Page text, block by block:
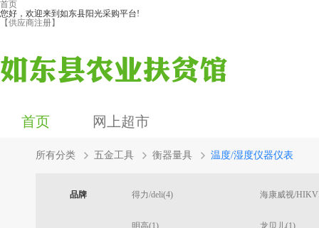
首页
您好，欢迎来到如东县阳光采购平台!
【供应商注册】
首页 网上超市
所有分类 五金工具 衡器量具 温度/湿度仪器仪表
品牌 得力/deli(4) 海康威视/
明高(1) 龙贝儿(1)